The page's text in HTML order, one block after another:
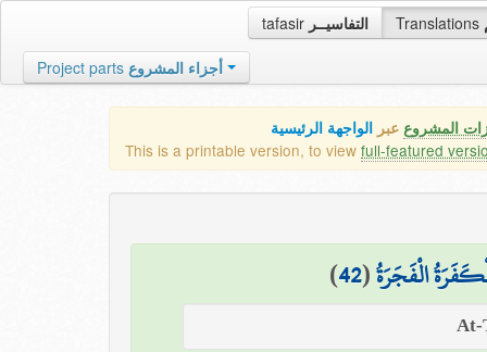
tafasir التفاسيــر Translations
Project parts أجزاء المشروع
المشروع عبر الواجهة الرئيسية
This is a printable version, to view full-featured
الْفَجَرَةُ(
42
)